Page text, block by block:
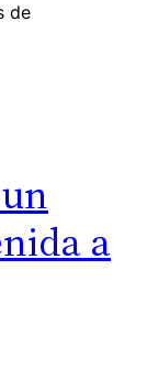
de
a